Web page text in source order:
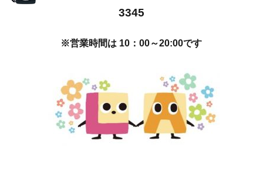
3345
※営業時間は 10：00～20:00です